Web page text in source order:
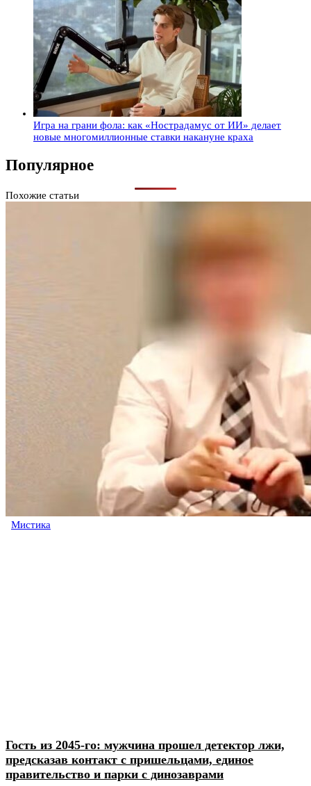
Игра на грани фола: как «Нострадамус от ИИ» делает
новые многомиллионные ставки накануне краха
Популярное
Похожие статьи
Мистика
Гость из 2045-го: мужчина прошел детектор лжи,
предсказав контакт с пришельцами, единое
правительство и парки с динозаврами